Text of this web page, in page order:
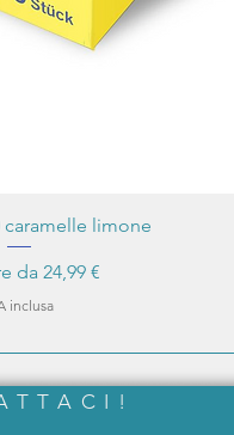
caramelle limone
da 24,99 €
inclusa